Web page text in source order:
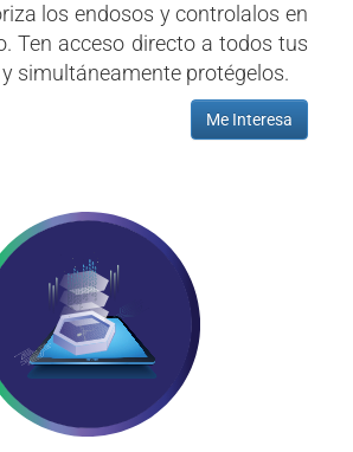
los endosos y controlalos en
Ten acceso directo a todos tus
simultáneamente protégelos.
Me Interesa